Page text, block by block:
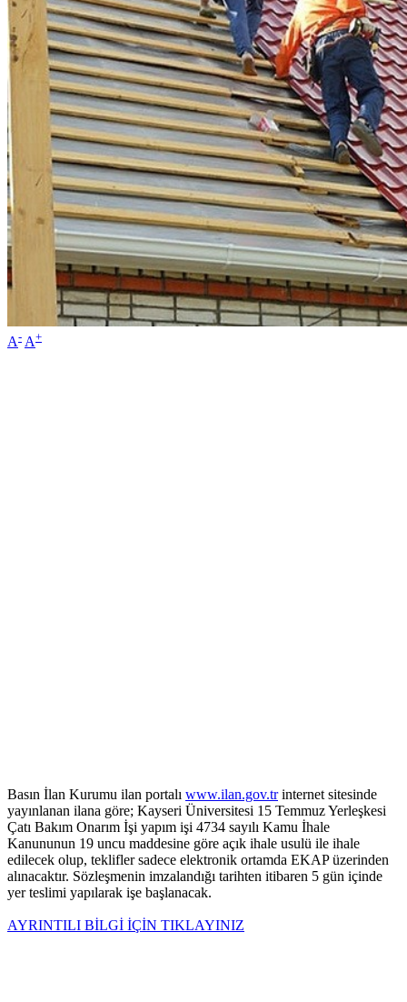
A- A+
Basın İlan Kurumu ilan portalı www.ilan.gov.trinternet sitesinde
yayınlanan ilana göre; Kayseri Üniversitesi 15 Temmuz Yerleşkesi
Çatı Bakım Onarım İşi yapım işi 4734 sayılı Kamu İhale
Kanununun 19 uncu maddesine göre açık ihale usulü ile ihale
edilecek olup, teklifler sadece elektronik ortamda EKAP üzerinden
alınacaktır. Sözleşmenin imzalandığı tarihten itibaren 5 gün içinde
yer teslimi yapılarak işe başlanacak.
AYRINTILI BİLGİ İÇİN TIKLAYINIZ